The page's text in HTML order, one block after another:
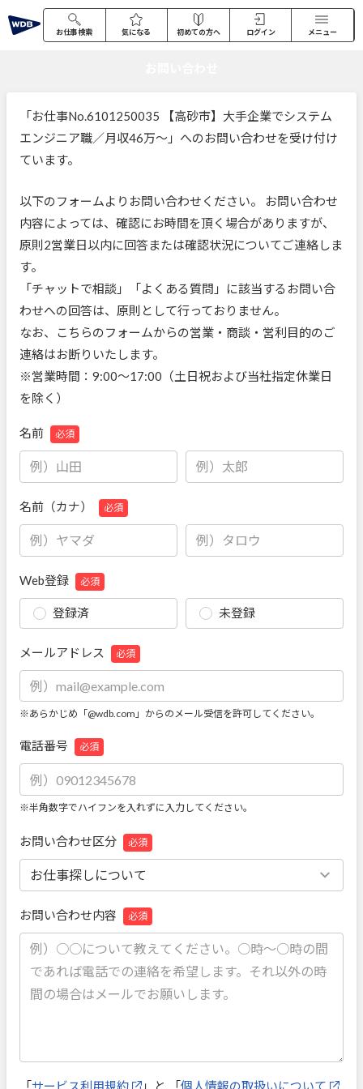
お仕事検索 気になる 初めての方へ ログイン メニュー
「お仕事No.6101250035 【高砂市】大手企業でシステム
エンジニア職／月収46万～」へのお問い合わせを受け付け
ています。
以下のフォームよりお問い合わせください。 お問い合わせ
内容によっては、確認にお時間を頂く場合がありますが、
原則2営業日以内に回答または確認状況についてご連絡しま
す。
「チャットで相談」「よくある質問」に該当するお問い合
わせへの回答は、原則として行っておりません。
なお、こちらのフォームからの営業・商談・営利目的のご
連絡はお断りいたします。
※営業時間：9:00～17:00（土日祝および当社指定休業日
を除く）
名前 必須
名前（カナ） 必須
Web登録 必須
登録済 未登録
メールアドレス 必須
※あらかじめ「@wdb.com」からのメール受信を許可してください。
電話番号 必須
※半角数字でハイフンを入れずに入力してください。
お問い合わせ区分 必須
お問い合わせ内容 必須
「サービス利用規約 」と 「個人情報の取扱いについて